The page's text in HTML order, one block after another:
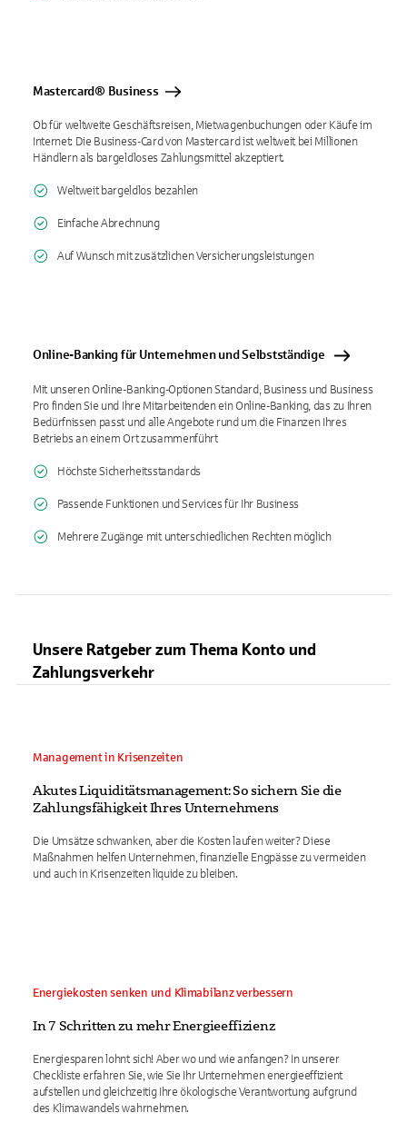
Mastercard® Business
Ob für weltweite Geschäftsreisen, Mietwagenbuchungen oder Käufe im
Internet: Die Business-Card von Mastercard ist weltweit bei Millionen
Händlern als bargeldloses Zahlungsmittel akzeptiert.
Weltweit bargeldlos bezahlen
Einfache Abrechnung
Auf Wunsch mit zusätzlichen Versicherungsleistungen
Online-Banking für Unternehmen und Selbstständige
Mit unseren Online-Banking-Optionen Standard, Business und Business
Pro finden Sie und Ihre Mitarbeitenden ein Online-Banking, das zu Ihren
Bedürfnissen passt und alle Angebote rund um die Finanzen Ihres
Betriebs an einem Ort zusammenführt
Höchste Sicherheitsstandards
Passende Funktionen und Services für Ihr Business
Mehrere Zugänge mit unterschiedlichen Rechten möglich
Unsere Ratgeber zum Thema Konto und
Zahlungsverkehr
Management in Krisenzeiten
Akutes Liquiditätsmanagement: So sichern Sie die
Zahlungsfähigkeit Ihres Unternehmens
Die Umsätze schwanken, aber die Kosten laufen weiter? Diese
Maßnahmen helfen Unternehmen, finanzielle Engpässe zu vermeiden
und auch in Krisenzeiten liquide zu bleiben.
Energiekosten senken und Klimabilanz verbessern
In 7 Schritten zu mehr Energieeffizienz
Energiesparen lohnt sich! Aber wo und wie anfangen? In unserer
Checkliste erfahren Sie, wie Sie Ihr Unternehmen energieeffizient
aufstellen und gleichzeitig Ihre ökologische Verantwortung aufgrund
des Klimawandels wahrnehmen.